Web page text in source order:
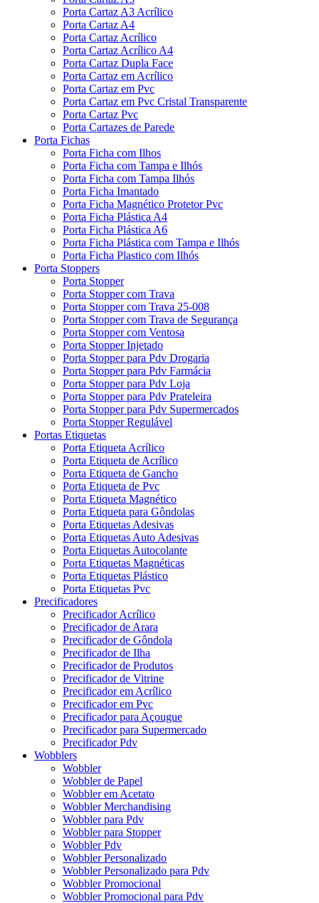
Porta Cartaz A3 Acrílico
Porta Cartaz A4
Porta Cartaz Acrílico
Porta Cartaz Acrílico A4
Porta Cartaz Dupla Face
Porta Cartaz em Acrílico
Porta Cartaz em Pvc
Porta Cartaz em Pvc Cristal Transparente
Porta Cartaz Pvc
Porta Cartazes de Parede
Porta Fichas
Porta Ficha com Ilhos
Porta Ficha com Tampa e Ilhós
Porta Ficha com Tampa Ilhós
Porta Ficha Imantado
Porta Ficha Magnético Protetor Pvc
Porta Ficha Plástica A4
Porta Ficha Plástica A6
Porta Ficha Plástica com Tampa e Ilhós
Porta Ficha Plastico com Ilhós
Porta Stoppers
Porta Stopper
Porta Stopper com Trava
Porta Stopper com Trava 25-008
Porta Stopper com Trava de Segurança
Porta Stopper com Ventosa
Porta Stopper Injetado
Porta Stopper para Pdv Drogaria
Porta Stopper para Pdv Farmácia
Porta Stopper para Pdv Loja
Porta Stopper para Pdv Prateleira
Porta Stopper para Pdv Supermercados
Porta Stopper Regulável
Portas Etiquetas
Porta Etiqueta Acrílico
Porta Etiqueta de Acrílico
Porta Etiqueta de Gancho
Porta Etiqueta de Pvc
Porta Etiqueta Magnético
Porta Etiqueta para Gôndolas
Porta Etiquetas Adesivas
Porta Etiquetas Auto Adesivas
Porta Etiquetas Autocolante
Porta Etiquetas Magnéticas
Porta Etiquetas Plástico
Porta Etiquetas Pvc
Precificadores
Precificador Acrílico
Precificador de Arara
Precificador de Gôndola
Precificador de Ilha
Precificador de Produtos
Precificador de Vitrine
Precificador em Acrílico
Precificador em Pvc
Precificador para Açougue
Precificador para Supermercado
Precificador Pdv
Wobblers
Wobbler
Wobbler de Papel
Wobbler em Acetato
Wobbler Merchandising
Wobbler para Pdv
Wobbler para Stopper
Wobbler Pdv
Wobbler Personalizado
Wobbler Personalizado para Pdv
Wobbler Promocional
Wobbler Promocional para Pdv